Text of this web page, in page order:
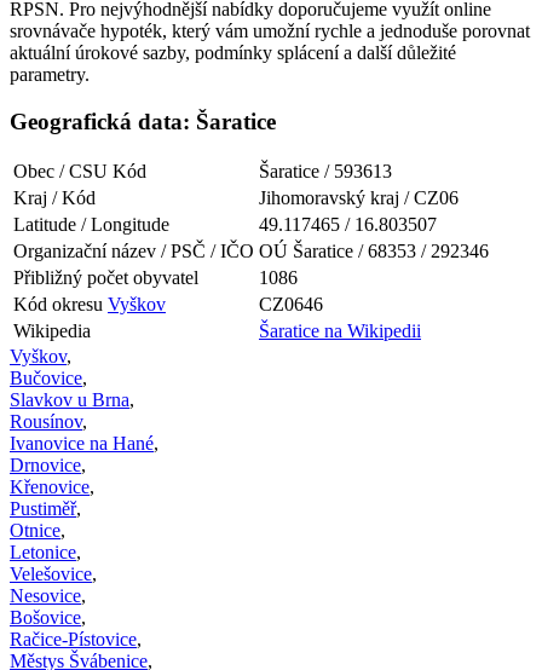
RPSN. Pro nejvýhodnější nabídky doporučujeme využít online
srovnávače hypoték, který vám umožní rychle a jednoduše porovnat
aktuální úrokové sazby, podmínky splácení a další důležité
parametry.
Geografická data: Šaratice
Obec / CSU Kód
Šaratice / 593613
Kraj / Kód
Jihomoravský kraj / CZ06
Latitude / Longitude
49.117465 / 16.803507
Organizační název / PSČ / IČO OÚ Šaratice / 68353 / 292346
Přibližný počet obyvatel
1086
Kód okresu Vyškov
CZ0646
Wikipedia
Šaratice na Wikipedii
Vyškov,
Bučovice,
Slavkov u Brna,
Rousínov,
Ivanovice na Hané,
Drnovice,
Křenovice,
Pustiměř,
Otnice,
Letonice,
Velešovice,
Nesovice,
Bošovice,
Račice-Pístovice,
Městys Švábenice,